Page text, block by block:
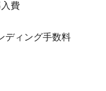
入費
ンディング手数料